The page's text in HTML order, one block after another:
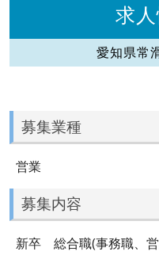
求
愛知県常
募集業種
営業
募集内容
新卒 総合職(事務職、